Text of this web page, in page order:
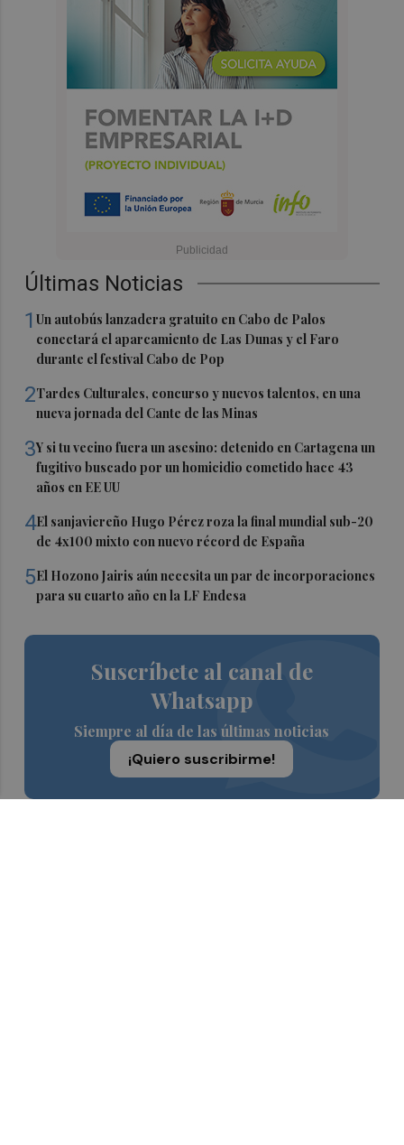
Últimas Noticias
1Un autobús lanzadera gratuito en Cabo de Palos
conectará el aparcamiento de Las Dunas y el Faro
durante el festival Cabo de Pop
2Tardes Culturales, concurso y nuevos talentos, en una
nueva jornada del Cante de las Minas
3Y si tu vecino fuera un asesino: detenido en Cartagena un
fugitivo buscado por un homicidio cometido hace 43
años en EE UU
4El sanjaviereño Hugo Pérez roza la final mundial sub-20
de 4x100 mixto con nuevo récord de España
5El Hozono Jairis aún necesita un par de incorporaciones
para su cuarto año en la LF Endesa
Suscríbete al canal de
Whatsapp
Siempre al día de las últimas noticias
¡Quiero suscribirme!